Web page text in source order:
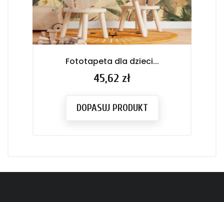
Fototapeta dla dzieci...
Cena
45,62 zł
DOPASUJ PRODUKT